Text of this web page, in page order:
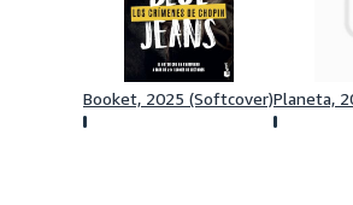
Booket, 2025 (Softcover)Planeta,